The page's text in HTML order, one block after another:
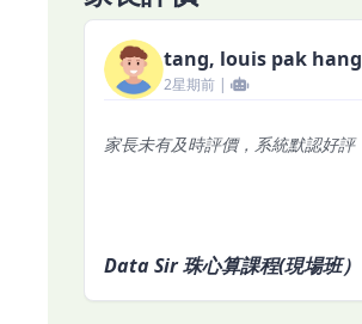
tang, louis pak hang
2星期前 |
家長未有及時評價，系統默認好評
Data Sir 珠心算課程(現場班）